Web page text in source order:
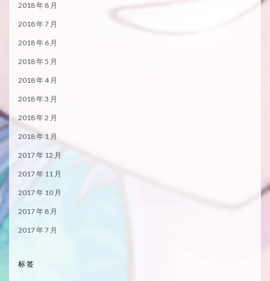
2018 年 8 月
2018 年 7 月
2018 年 6 月
2018 年 5 月
2018 年 4 月
2018 年 3 月
2018 年 2 月
2018 年 1 月
2017 年 12 月
2017 年 11 月
2017 年 10 月
2017 年 8 月
2017 年 7 月
标签